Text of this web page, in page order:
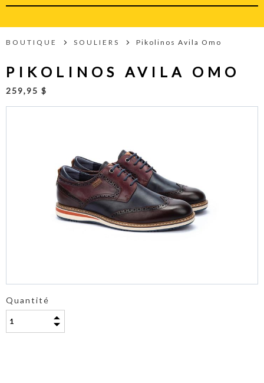
BOUTIQUE SOULIERS Pikolinos Avila Omo
PIKOLINOS AVILA OMO
259,95 $
Quantité